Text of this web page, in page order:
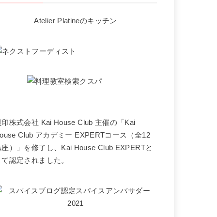
Atelier Platineのキッチン
印株式会社 Kai House Club 主催の「Kai
Club アカデミー EXPERTコース（全12
座）」を修了し、Kai House Club EXPERTと
て認定されました。